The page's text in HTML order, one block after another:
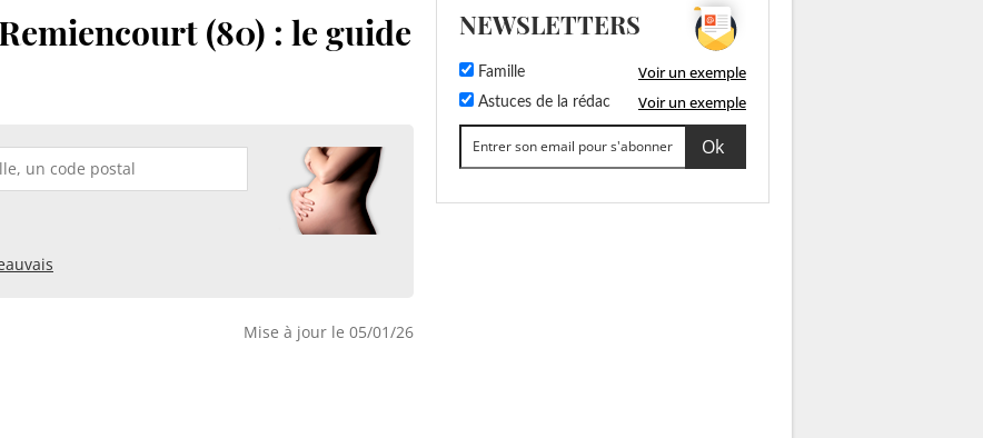
(80) : le guide
Mise à jour le 05/01/26
NEWSLETTERS
Famille Voir un exemple
Astuces de la rédac Voir un exemple